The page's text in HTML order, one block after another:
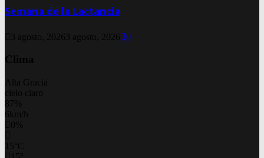
Semana de la Lactancia
3 agosto, 2026 3 agosto, 2026 0
Clima
Alta Gracia
cielo claro
87%
6km/h
0%
15 C